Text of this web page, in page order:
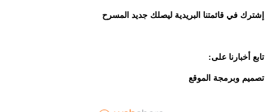
إشترك في قائمتنا البريدية ليصلك جديد المسرح
تابع أخبارنا على:
تصميم وبرمجة الموقع